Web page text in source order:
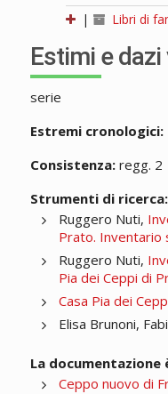
|
Libri di
Estimi e dazi
serie
Estremi cronologici:
Consistenza:regg. 2
Strumenti di ricerca:
Ruggero Nuti,
Prato. Inventario
Ruggero Nuti,
Pia dei Ceppi di
Casa Pia dei
Elisa Brunoni,
La
Ceppo nuovo di